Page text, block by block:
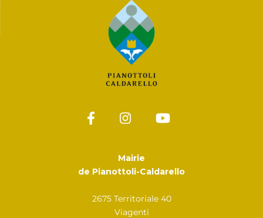
Mairie
de Pianottoli-Caldarello
2675 Territoriale 40
Viagenti